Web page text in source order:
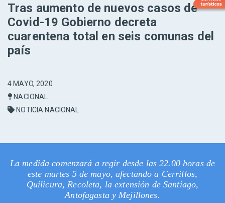
Tras aumento de nuevos casos de
Covid-19 Gobierno decreta
cuarentena total en seis comunas del
país
4 MAYO, 2020
NACIONAL
NOTICIA NACIONAL
La medida comenzará a regir desde las 22.00 horas de
este martes 5 de mayo, afectando a Cerrillos,
Quilicura, Recoleta, la extensión de Santiago,
Antofagasta y Mejillones.